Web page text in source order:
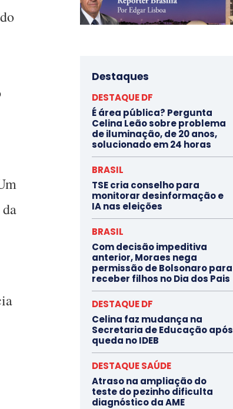
Destaques
DESTAQUE DF
É área pública? Pergunta
Celina Leão sobre problema
de iluminação, de 20 anos,
solucionado em 24 horas
BRASIL
TSE cria conselho para
monitorar desinformação e
IA nas eleições
BRASIL
Com decisão impeditiva
anterior, Moraes nega
permissão de Bolsonaro para
receber filhos no Dia dos Pais
DESTAQUE DF
Celina faz mudança na
Secretaria de Educação após
queda no IDEB
DESTAQUE SAÚDE
Atraso na ampliação do
teste do pezinho dificulta
diagnóstico da AME